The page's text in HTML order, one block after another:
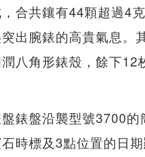
合共鑲有44顆超過4
出腕錶的高貴氣息。
八角形錶殼，餘下12
錶盤沿襲型號3700的
時標及3點位置的日